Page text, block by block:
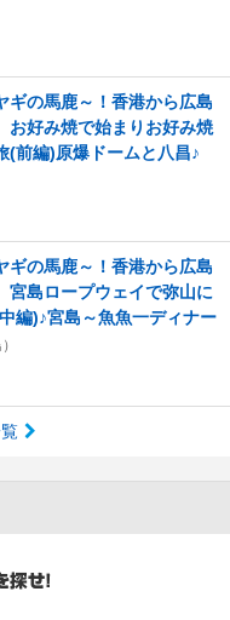
ギの馬鹿～！香港から広島
お好み焼で始まりお好み焼
(前編)原爆ドームと八昌♪
ギの馬鹿～！香港から広島
宮島ロープウェイで弥山に
編)♪宮島～魚魚一ディナー